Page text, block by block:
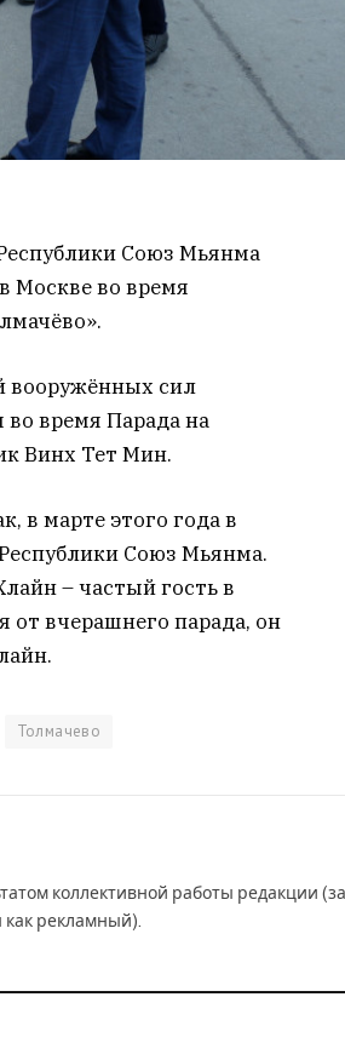
Союз Мьянма
Москве во время
вооружённых сил
время Парада на
Винх Тет Мин.
в марте этого года в
Союз Мьянма.
– частый гость в
от вчерашнего парада, он
Толмачево
коллективной работы редакции (за
как рекламный).